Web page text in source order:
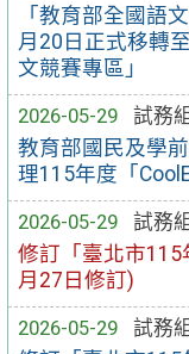
「教育部全國語
月20日正式移轉
文競賽專區」
2026-05-29
試務組
教育部國民及學
理115年度「
2026-05-29
試務組
修訂「臺北市
月27日修訂)
2026-05-29
試務組